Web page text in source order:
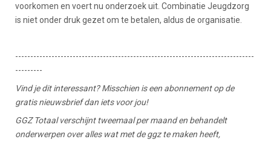
voorkomen en voert nu onderzoek uit. Combinatie Jeugdzorg
is niet onder druk gezet om te betalen, aldus de organisatie.
-------------------------------------------------------------------------------
---------
Vind je dit interessant? Misschien is een abonnement op de
gratis nieuwsbrief dan iets voor jou!
GGZ Totaal verschijnt tweemaal per maand en behandelt
onderwerpen over alles wat met de ggz te maken heeft,